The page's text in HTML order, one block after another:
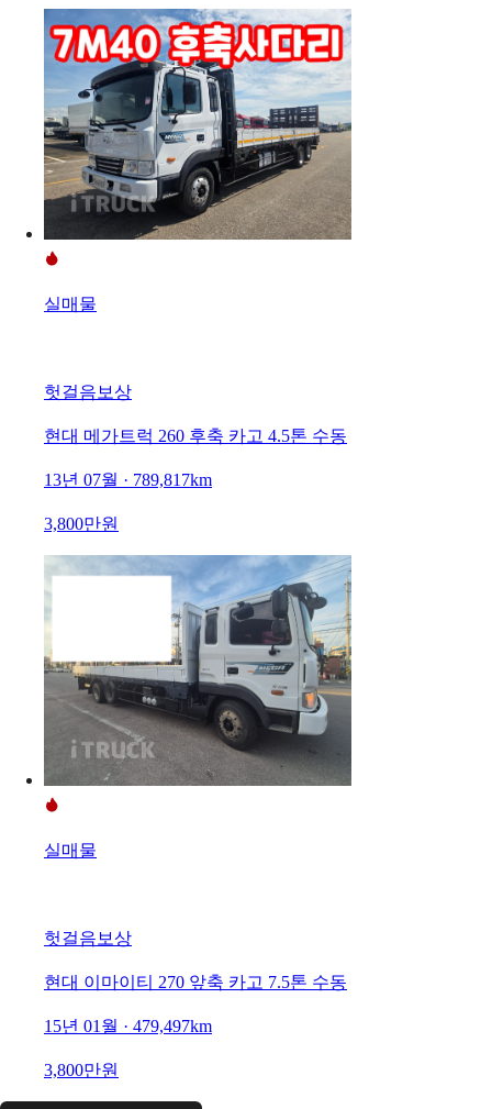
실매물
헛걸음보상
현대 메가트럭 260 후축 카고 4.5톤 수동
13년 07월 · 789,817km
3,800만원
실매물
헛걸음보상
현대 이마이티 270 앞축 카고 7.5톤 수동
15년 01월 · 479,497km
3,800만원